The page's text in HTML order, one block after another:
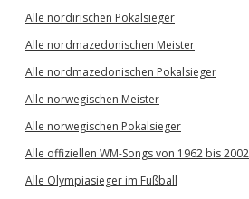
Alle nordirischen Pokalsieger
Alle nordmazedonischen Meister
Alle nordmazedonischen Pokalsieger
Alle norwegischen Meister
Alle norwegischen Pokalsieger
Alle offiziellen WM-Songs von 1962 bis 2002
Alle Olympiasieger im Fußball